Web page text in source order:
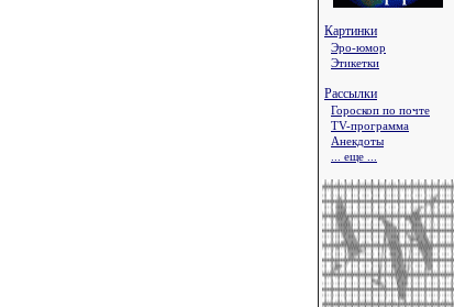
Картинки
Эро-юмор
Этикетки
Рассылки
Гороскоп по почте
TV-программа
Анекдоты
... еще ...